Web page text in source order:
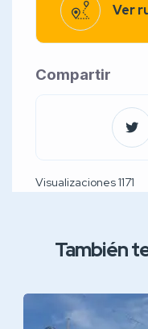
Ver
Compartir
Visualizaciones 1171
También